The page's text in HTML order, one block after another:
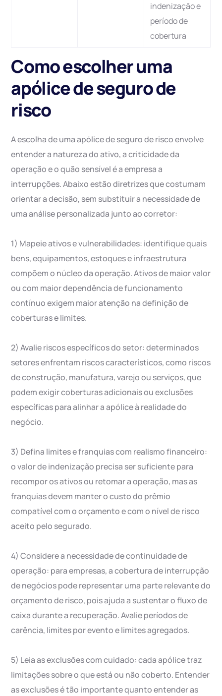
indenização e
período de
cobertura
Como escolher uma
apólice de seguro de
risco
A escolha de uma apólice de seguro de risco envolve
entender a natureza do ativo, a criticidade da
operação e o quão sensível é a empresa a
interrupções. Abaixo estão diretrizes que costumam
orientar a decisão, sem substituir a necessidade de
uma análise personalizada junto ao corretor:
1) Mapeie ativos e vulnerabilidades: identifique quais
bens, equipamentos, estoques e infraestrutura
compõem o núcleo da operação. Ativos de maior valor
ou com maior dependência de funcionamento
contínuo exigem maior atenção na definição de
coberturas e limites.
2) Avalie riscos específicos do setor: determinados
setores enfrentam riscos característicos, como riscos
de construção, manufatura, varejo ou serviços, que
podem exigir coberturas adicionais ou exclusões
específicas para alinhar a apólice à realidade do
negócio.
3) Defina limites e franquias com realismo financeiro:
o valor de indenização precisa ser suficiente para
recompor os ativos ou retomar a operação, mas as
franquias devem manter o custo do prêmio
compatível com o orçamento e com o nível de risco
aceito pelo segurado.
4) Considere a necessidade de continuidade de
operação: para empresas, a cobertura de interrupção
de negócios pode representar uma parte relevante do
orçamento de risco, pois ajuda a sustentar o fluxo de
caixa durante a recuperação. Avalie períodos de
carência, limites por evento e limites agregados.
5) Leia as exclusões com cuidado: cada apólice traz
limitações sobre o que está ou não coberto. Entender
as exclusões é tão importante quanto entender as